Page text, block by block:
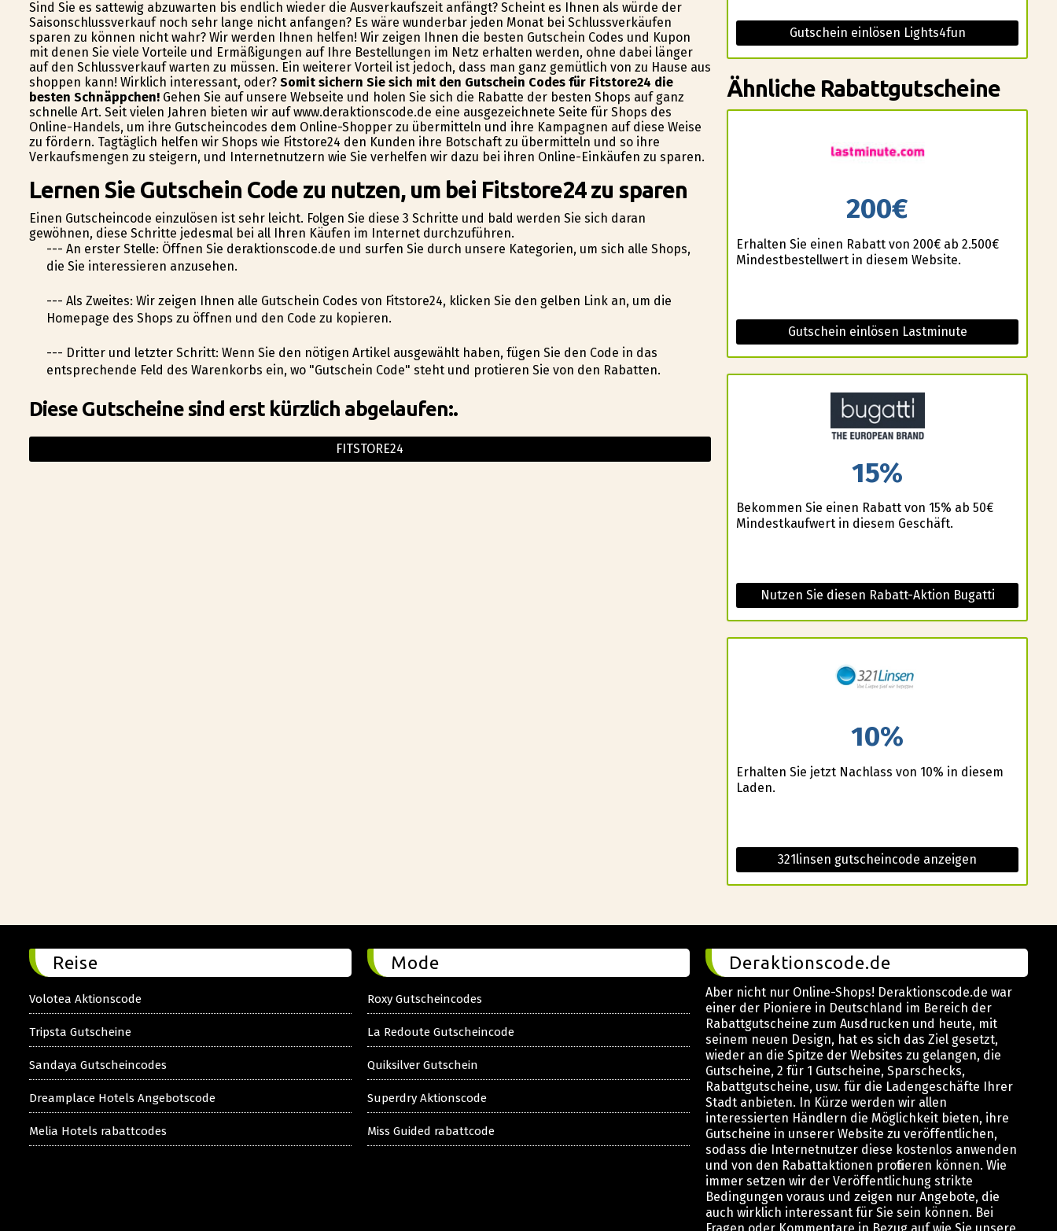
Sind Sie es sattewig abzuwarten bis endlich wieder die Ausverkaufszeit anfängt? Scheint es Ihnen als würde der
Saisonschlussverkauf noch sehr lange nicht anfangen? Es wäre wunderbar jeden Monat bei Schlussverkäufen
sparen zu können nicht wahr? Wir werden Ihnen helfen! Wir zeigen Ihnen die besten Gutschein Codes und Kupon
mit denen Sie viele Vorteile und Ermäßigungen auf Ihre Bestellungen im Netz erhalten werden, ohne dabei länger
auf den Schlussverkauf warten zu müssen. Ein weiterer Vorteil ist jedoch, dass man ganz gemütlich von zu Hause aus
shoppen kann! Wirklich interessant, oder? Somit sichern Sie sich mit den Gutschein Codes für Fitstore24 die
besten Schnäppchen!Gehen Sie auf unsere Webseite und holen Sie sich die Rabatte der besten Shops auf ganz
schnelle Art. Seit vielen Jahren bieten wir auf www.deraktionscode.de eine ausgezeichnete Seite für Shops des
Online-Handels, um ihre Gutscheincodes dem Online-Shopper zu übermitteln und ihre Kampagnen auf diese Weise
zu fördern. Tagtäglich helfen wir Shops wie Fitstore24 den Kunden ihre Botschaft zu übermitteln und so ihre
Verkaufsmengen zu steigern, und Internetnutzern wie Sie verhelfen wir dazu bei ihren Online-Einkäufen zu sparen.
Lernen Sie Gutschein Code zu nutzen, um bei Fitstore24 zu sparen
Einen Gutscheincode einzulösen ist sehr leicht. Folgen Sie diese 3 Schritte und bald werden Sie sich daran
gewöhnen, diese Schritte jedesmal bei all Ihren Käufen im Internet durchzuführen.
--- An erster Stelle: Öffnen Sie deraktionscode.de und surfen Sie durch unsere Kategorien, um sich alle Shops,
die Sie interessieren anzusehen.
--- Als Zweites: Wir zeigen Ihnen alle Gutschein Codes von Fitstore24, klicken Sie den gelben Link an, um die
Homepage des Shops zu öffnen und den Code zu kopieren.
--- Dritter und letzter Schritt: Wenn Sie den nötigen Artikel ausgewählt haben, fügen Sie den Code in das
entsprechende Feld des Warenkorbs ein, wo "Gutschein Code" steht und profitieren Sie von den Rabatten.
Diese Gutscheine sind erst kürzlich abgelaufen:.
FITSTORE24
Gutschein einlösen Lights4fun
Ähnliche Rabattgutscheine
200€
Erhalten Sie einen Rabatt von 200€ ab 2.500€
Mindestbestellwert in diesem Website.
Gutschein einlösen Lastminute
15%
Bekommen Sie einen Rabatt von 15% ab 50€
Mindestkaufwert in diesem Geschäft.
Nutzen Sie diesen Rabatt-Aktion Bugatti
10%
Erhalten Sie jetzt Nachlass von 10% in diesem
Laden.
321linsen gutscheincode anzeigen
Reise
Volotea Aktionscode
Tripsta Gutscheine
Sandaya Gutscheincodes
Dreamplace Hotels Angebotscode
Melia Hotels rabattcodes
Mode
Roxy Gutscheincodes
La Redoute Gutscheincode
Quiksilver Gutschein
Superdry Aktionscode
Miss Guided rabattcode
Deraktionscode.de
Aber nicht nur Online-Shops! Deraktionscode.de war
einer der Pioniere in Deutschland im Bereich der
Rabattgutscheine zum Ausdrucken und heute, mit
seinem neuen Design, hat es sich das Ziel gesetzt,
wieder an die Spitze der Websites zu gelangen, die
Gutscheine, 2 für 1 Gutscheine, Sparschecks,
Rabattgutscheine, usw. für die Ladengeschäfte Ihrer
Stadt anbieten. In Kürze werden wir allen
interessierten Händlern die Möglichkeit bieten, ihre
Gutscheine in unserer Website zu veröffentlichen,
sodass die Internetnutzer diese kostenlos anwenden
und von den Rabattaktionen profitieren können. Wie
immer setzen wir der Veröffentlichung strikte
Bedingungen voraus und zeigen nur Angebote, die
auch wirklich interessant für Sie sein können. Bei